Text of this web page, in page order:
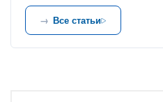
Все статьи